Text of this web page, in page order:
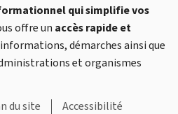
qui simplifie vos
offre un accès rapide et
démarches ainsi que
et organismes
du site
Accessibilité